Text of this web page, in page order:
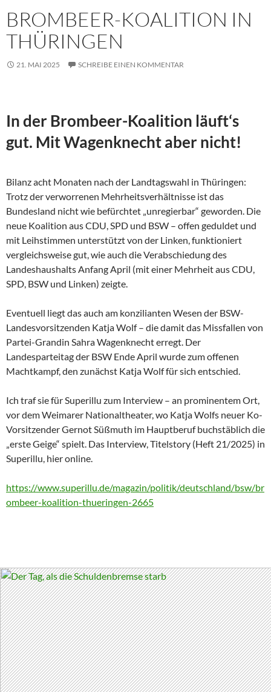
BROMBEER-KOALITION IN
THÜRINGEN
21. MAI 2025 SCHREIBE EINEN KOMMENTAR
In der Brombeer-Koalition läuft‘s
gut. Mit Wagenknecht aber nicht!
Bilanz acht Monaten nach der Landtagswahl in Thüringen:
Trotz der verworrenen Mehrheitsverhältnisse ist das
Bundesland nicht wie befürchtet „unregierbar“ geworden. Die
neue Koalition aus CDU, SPD und BSW – offen geduldet und
mit Leihstimmen unterstützt von der Linken, funktioniert
vergleichsweise gut, wie auch die Verabschiedung des
Landeshaushalts Anfang April (mit einer Mehrheit aus CDU,
SPD, BSW und Linken) zeigte.
Eventuell liegt das auch am konzilianten Wesen der BSW-
Landesvorsitzenden Katja Wolf – die damit das Missfallen von
Partei-Grandin Sahra Wagenknecht erregt. Der
Landesparteitag der BSW Ende April wurde zum offenen
Machtkampf, den zunächst Katja Wolf für sich entschied.
Ich traf sie für Superillu zum Interview – an prominentem Ort,
vor dem Weimarer Nationaltheater, wo Katja Wolfs neuer Ko-
Vorsitzender Gernot Süßmuth im Hauptberuf buchstäblich die
„erste Geige“ spielt. Das Interview, Titelstory (Heft 21/2025) in
Superillu, hier online.
https://www.superillu.de/magazin/politik/deutschland/bsw/br
ombeer-koalition-thueringen-2665